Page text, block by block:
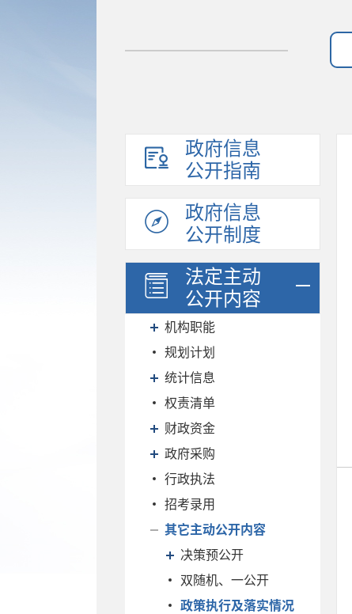
政府信息
公开指南
政府信息
公开制度
法定主动
公开内容
机构职能
规划计划
统计信息
权责清单
财政资金
政府采购
行政执法
招考录用
其它主动公开内容
决策预公开
双随机、一公开
政策执行及落实情况